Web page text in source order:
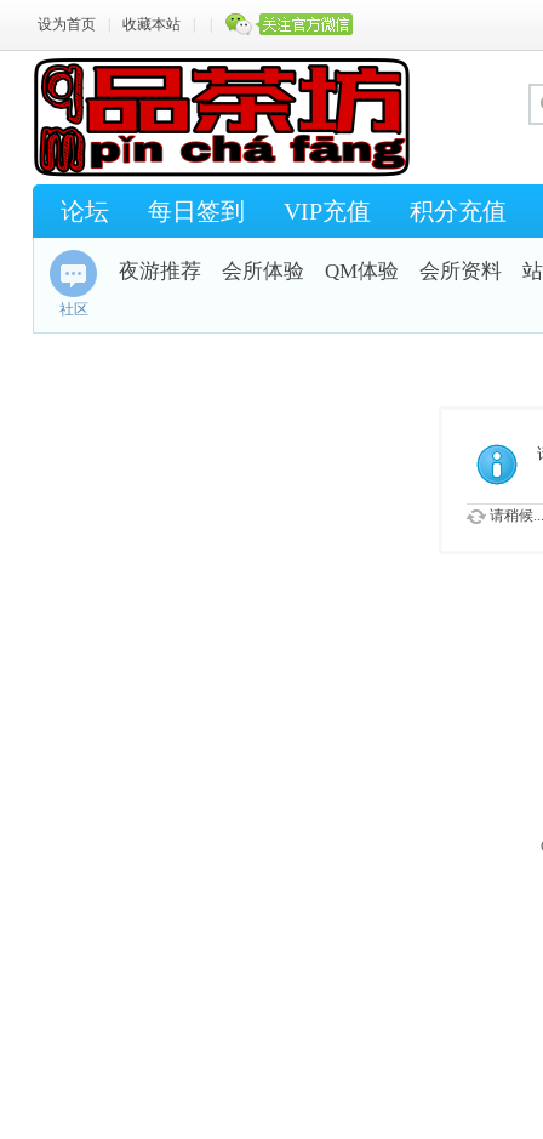
设为首页 收藏本站
论坛 每日签到 VIP充值 积分充值
社区
夜游推荐 会所体验 QM体验 会所资料
请稍候...